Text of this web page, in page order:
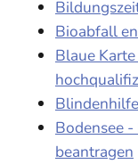
Bioabfall
Blaue
Bodensee
beantragen